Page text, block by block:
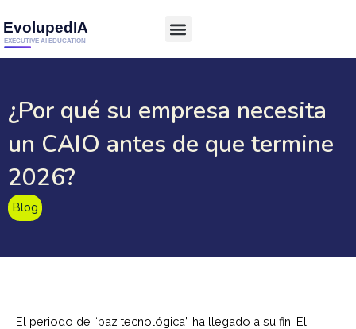
¿Por qué su empresa necesita
un CAIO antes de que termine
2026?
Blog
El periodo de “paz tecnológica” ha llegado a su fin. El